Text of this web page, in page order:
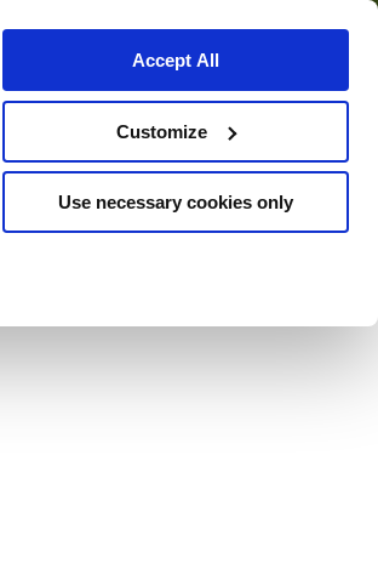
Accept All
Customize
Use necessary cookies only